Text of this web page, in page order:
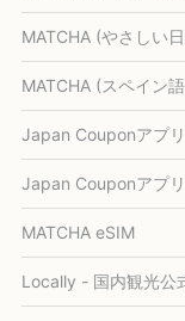
MATCHA (やさしい
MATCHA (スペイン
Japan Couponアプ
Japan Couponアプ
MATCHA eSIM
Locally - 国内観光公